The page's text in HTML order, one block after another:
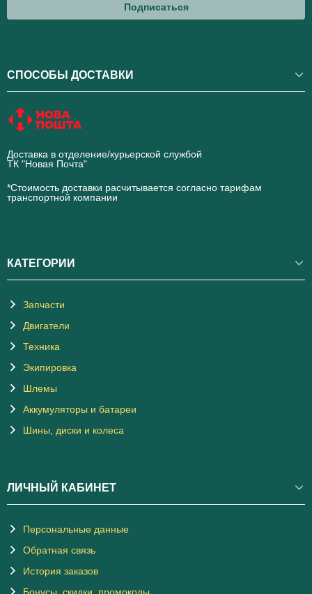
Подписаться
СПОСОБЫ ДОСТАВКИ
Доставка в отделение/курьерской службой
ТК "Новая Почта"
*Стоимость доставки расчитывается согласно тарифам
транспортной компании
КАТЕГОРИИ
Запчасти
Двигатели
Техника
Экипировка
Шлемы
Аккумуляторы и батареи
Шины, диски и колеса
ЛИЧНЫЙ КАБИНЕТ
Персональные данные
Обратная связь
История заказов